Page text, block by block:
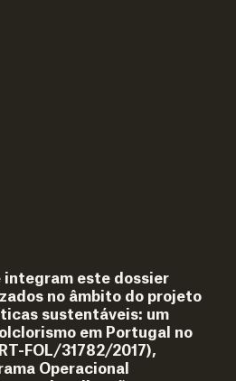
integram este dossier
no âmbito do projeto
sustentáveis: um
em Portugal no
FOL/31782/2017),
Operacional